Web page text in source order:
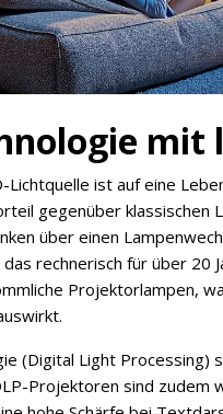
Lichtquelle ist auf eine
gegenüber klassischen
über einen
rechnerisch für über 20
Projektorlampen,
(Digital Light
Projektoren sind zudem